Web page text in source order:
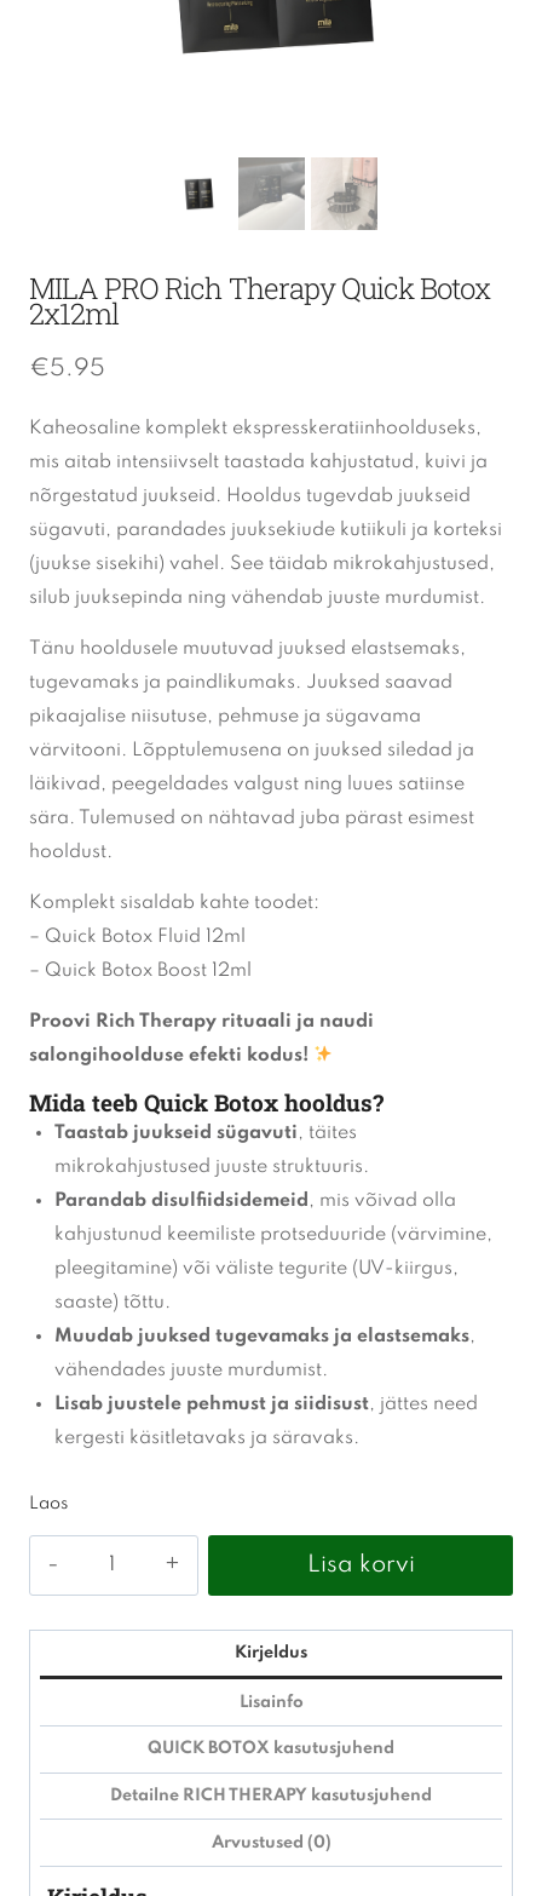
MILA PRO Rich Therapy Quick Botox
2x12ml
€5.95
Kaheosaline komplekt ekspresskeratiinhoolduseks,
mis aitab intensiivselt taastada kahjustatud, kuivi ja
nõrgestatud juukseid. Hooldus tugevdab juukseid
sügavuti, parandades juuksekiude kutiikuli ja korteksi
(juukse sisekihi) vahel. See täidab mikrokahjustused,
silub juuksepinda ning vähendab juuste murdumist.
Tänu hooldusele muutuvad juuksed elastsemaks,
tugevamaks ja paindlikumaks. Juuksed saavad
pikaajalise niisutuse, pehmuse ja sügavama
värvitooni. Lõpptulemusena on juuksed siledad ja
läikivad, peegeldades valgust ning luues satiinse
sära. Tulemused on nähtavad juba pärast esimest
hooldust.
Komplekt sisaldab kahte toodet:
– Quick Botox Fluid 12ml
– Quick Botox Boost 12ml
Proovi Rich Therapy rituaali ja naudi
salongihoolduse efekti kodus!
Mida teeb Quick Botox hooldus?
Taastab juukseid sügavuti, täites
mikrokahjustused juuste struktuuris.
Parandab disulfiidsidemeid , mis võivad olla
kahjustunud keemiliste protseduuride (värvimine,
pleegitamine) või väliste tegurite (UV-kiirgus,
saaste) tõttu.
Muudab juuksed tugevamaks ja elastsemaks,
vähendades juuste murdumist.
Lisab juustele pehmust ja siidisust, jättes need
kergesti käsitletavaks ja säravaks.
Laos
Botox
Lisa korvi
Kirjeldus
Lisainfo
QUICK BOTOX kasutusjuhend
Detailne RICH THERAPY kasutusjuhend
Arvustused (0)